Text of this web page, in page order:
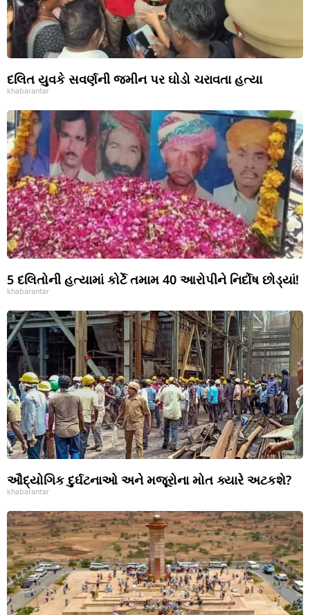
દલિત યુવકે સવર્ણની જમીન પર ઘોડો ચરાવતા હત્યા
khabarantar
5 દલિતોની હત્યામાં કોર્ટે તમામ 40 આરોપીને નિર્દોષ છોડ્યાં!
khabarantar
ઔદ્યોગિક દુર્ઘટનાઓ અને મજૂરોના મોત ક્યારે અટકશે?
khabarantar